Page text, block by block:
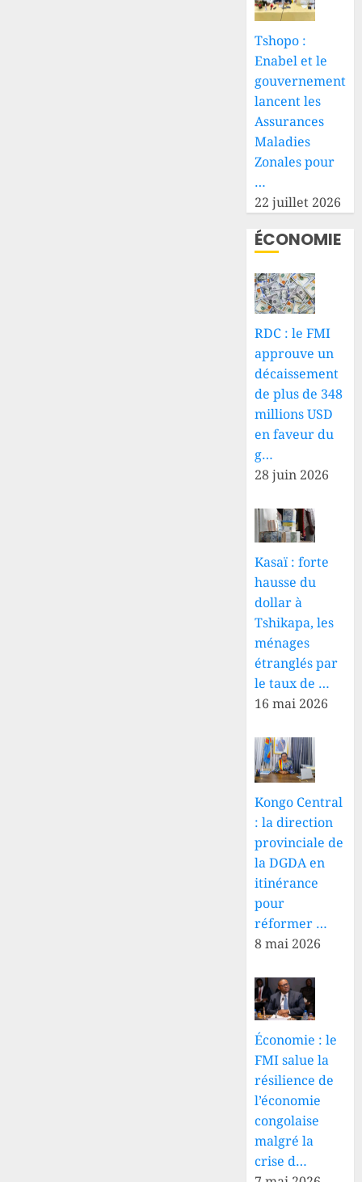
Tshopo :
Enabel et le
gouvernement
lancent les
Assurances
Maladies
Zonales pour
…
22 juillet 2026
ÉCONOMIE
RDC : le FMI
approuve un
décaissement
de plus de 348
millions USD
en faveur du
g…
28 juin 2026
Kasaï : forte
hausse du
dollar à
Tshikapa, les
ménages
étranglés par
le taux de …
16 mai 2026
Kongo Central
: la direction
provinciale de
la DGDA en
itinérance
pour
réformer …
8 mai 2026
Économie : le
FMI salue la
résilience de
l’économie
congolaise
malgré la
crise d…